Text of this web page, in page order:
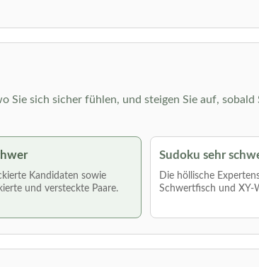
sich sicher fühlen, und steigen Sie auf, sobald
Kandidaten sowie
und versteckte Paare.
Sudoku sehr
Die höllische
Schwertfisch und XY-